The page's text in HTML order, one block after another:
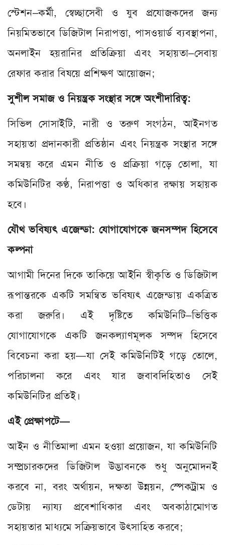
স্টেশন–কর্মী, স্বেচ্ছাসেবী ও যুব প্রযোজকদের জন্য
নিয়মিতভাবে ডিজিটাল নিরাপত্তা, পাসওয়ার্ড ব্যবস্থাপনা,
অনলাইন হয়রানির প্রতিক্রিয়া এবং সহায়তা–সেবায়
রেফার করার বিষয়ে প্রশিক্ষণ আয়োজন;
সুশীল সমাজ ও নিয়ন্ত্রক সংস্থার সঙ্গে অংশীদারিত্ব:
সিভিল সোসাইটি, নারী ও তরুণ সংগঠন, আইনগত
সহায়তা প্রদানকারী প্রতিষ্ঠান এবং নিয়ন্ত্রক সংস্থার সঙ্গে
সমন্বয় করে এমন নীতি ও প্রক্রিয়া গড়ে তোলা, যা
কমিউনিটির কণ্ঠ, নিরাপত্তা ও অধিকার রক্ষায় সহায়ক
হবে।
যৌথ ভবিষ্যৎ এজেন্ডা: যোগাযোগকে জনসম্পদ হিসেবে
কল্পনা
আগামী দিনের দিকে তাকিয়ে আইনি স্বীকৃতি ও ডিজিটাল
রূপান্তরকে একটি সমন্বিত ভবিষ্যৎ এজেন্ডায় একত্রিত
করা জরুরি। এই দৃষ্টিতে কমিউনিটি–ভিত্তিক
যোগাযোগকে একটি জনকল্যাণমূলক সম্পদ হিসেবে
বিবেচনা করা হয়—যা সেই কমিউনিটিই গড়ে তোলে,
পরিচালনা করে এবং যার জবাবদিহিতাও সেই
কমিউনিটির প্রতিই।
এই প্রেক্ষাপটে—
আইন ও নীতিমালা এমন হওয়া প্রয়োজন, যা কমিউনিটি
সম্প্রচারকদের ডিজিটাল উদ্ভাবনকে শুধু অনুমোদনই
করবে না, বরং অর্থায়ন, দক্ষতা উন্নয়ন, স্পেকট্রাম ও
ডেটায় ন্যায্য প্রবেশাধিকার এবং অবকাঠামোগত
সহায়তার মাধ্যমে সক্রিয়ভাবে উৎসাহিত করবে;